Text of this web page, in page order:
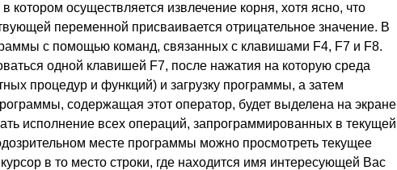
котором осуществляется извлечение корня, хотя ясно, что
переменной присваивается отрицательное значение. В
с помощью команд, связанных с клавишами F4, F7 и F8.
одной клавишей F7, после нажатия на которую среда
процедур и функций) и загрузку программы, а затем
содержащая этот оператор, будет выделена на экране
исполнение всех операций, запрограммированных в текущей
месте программы можно просмотреть текущее
в то место строки, где находится имя интересующей Вас